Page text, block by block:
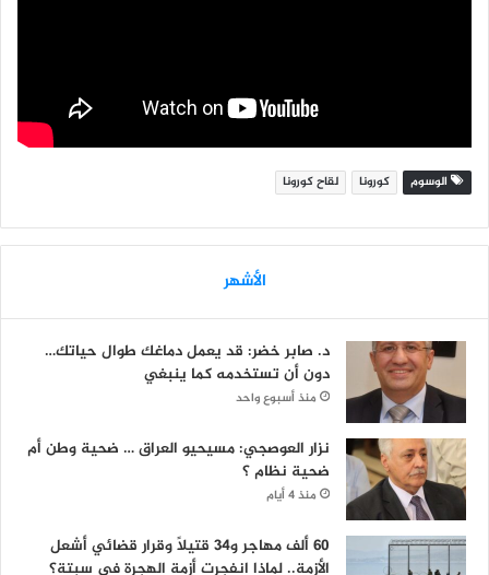
الوسوم كورونا لقاح كورونا
الأشهر
د. صابر خضر: قد يعمل دماغك طوال حياتك…
دون أن تستخدمه كما ينبغي
منذ أسبوع واحد
نزار العوصجي: مسيحيو العراق … ضحية وطن أم
ضحية نظام ؟
منذ 4 أيام
60 ألف مهاجر و34 قتيلاً وقرار قضائي أشعل
الأزمة.. لماذا انفجرت أزمة الهجرة في سبتة؟